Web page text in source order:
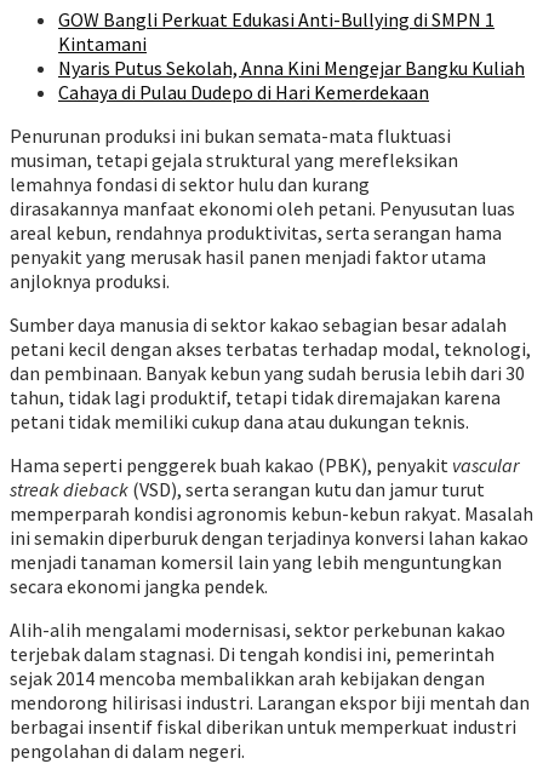
GOW Bangli Perkuat Edukasi Anti-Bullying di SMPN 1
Kintamani
Nyaris Putus Sekolah, Anna Kini Mengejar Bangku Kuliah
Cahaya di Pulau Dudepo di Hari Kemerdekaan
Penurunan produksi ini bukan semata-mata fluktuasi
musiman, tetapi gejala struktural yang merefleksikan
lemahnya fondasi di sektor hulu dan kurang
dirasakannya manfaat ekonomi oleh petani. Penyusutan luas
areal kebun, rendahnya produktivitas, serta serangan hama
penyakit yang merusak hasil panen menjadi faktor utama
anjloknya produksi.
Sumber daya manusia di sektor kakao sebagian besar adalah
petani kecil dengan akses terbatas terhadap modal, teknologi,
dan pembinaan. Banyak kebun yang sudah berusia lebih dari 30
tahun, tidak lagi produktif, tetapi tidak diremajakan karena
petani tidak memiliki cukup dana atau dukungan teknis.
Hama seperti penggerek buah kakao (PBK), penyakit vascular
streak dieback (VSD), serta serangan kutu dan jamur turut
memperparah kondisi agronomis kebun-kebun rakyat. Masalah
ini semakin diperburuk dengan terjadinya konversi lahan kakao
menjadi tanaman komersil lain yang lebih menguntungkan
secara ekonomi jangka pendek.
Alih-alih mengalami modernisasi, sektor perkebunan kakao
terjebak dalam stagnasi. Di tengah kondisi ini, pemerintah
sejak 2014 mencoba membalikkan arah kebijakan dengan
mendorong hilirisasi industri. Larangan ekspor biji mentah dan
berbagai insentif fiskal diberikan untuk memperkuat industri
pengolahan di dalam negeri.